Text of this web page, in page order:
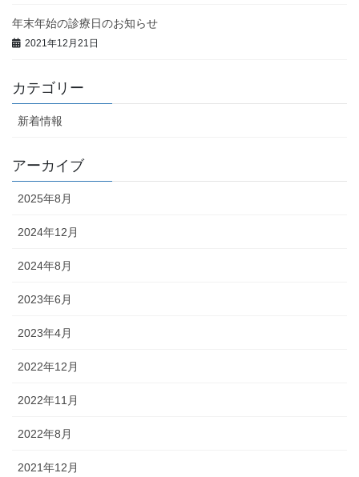
年末年始の診療日のお知らせ
2021年12月21日
カテゴリー
新着情報
アーカイブ
2025年8月
2024年12月
2024年8月
2023年6月
2023年4月
2022年12月
2022年11月
2022年8月
2021年12月